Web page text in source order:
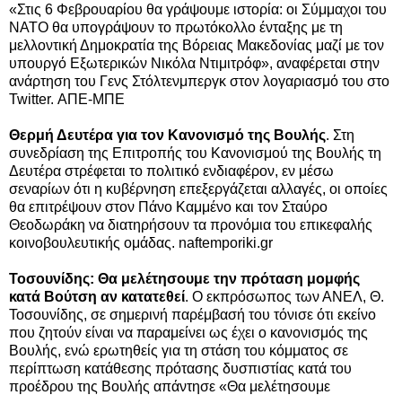
«Στις 6 Φεβρουαρίου θα γράψουμε ιστορία: οι Σύμμαχοι του
ΝΑΤΟ θα υπογράψουν το πρωτόκολλο ένταξης με τη
μελλοντική Δημοκρατία της Βόρειας Μακεδονίας μαζί με τον
υπουργό Εξωτερικών Νικόλα Ντιμιτρόφ», αναφέρεται στην
ανάρτηση του Γενς Στόλτενμπεργκ στον λογαριασμό του στο
Twitter. ΑΠΕ-ΜΠΕ
Θερμή Δευτέρα για τον Κανονισμό της Βουλής. Στη
συνεδρίαση της Επιτροπής του Κανονισμού της Βουλής τη
Δευτέρα στρέφεται το πολιτικό ενδιαφέρον, εν μέσω
σεναρίων ότι η κυβέρνηση επεξεργάζεται αλλαγές, οι οποίες
θα επιτρέψουν στον Πάνο Καμμένο και τον Σταύρο
Θεοδωράκη να διατηρήσουν τα προνόμια του επικεφαλής
κοινοβουλευτικής ομάδας. naftemporiki.gr
Τοσουνίδης: Θα μελέτησουμε την πρόταση μομφής
κατά Βούτση αν κατατεθεί. Ο εκπρόσωπος των ΑΝΕΛ, Θ.
Τοσουνίδης, σε σημερινή παρέμβασή του τόνισε ότι εκείνο
που ζητούν είναι να παραμείνει ως έχει ο κανονισμός της
Βουλής, ενώ ερωτηθείς για τη στάση του κόμματος σε
περίπτωση κατάθεσης πρότασης δυσπιστίας κατά του
προέδρου της Βουλής απάντησε «Θα μελέτησουμε